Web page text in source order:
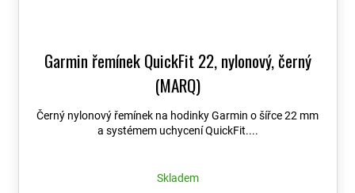
Garmin řemínek QuickFit 22, nylonový, černý
(MARQ)
Černý nylonový řemínek na hodinky Garmin o šířce 22 mm
a systémem uchycení QuickFit....
Skladem